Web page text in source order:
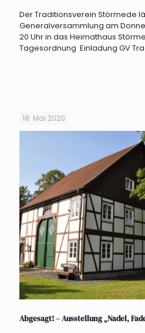
Der Traditionsverein Störmede
Generalversammlung am
20 Uhr in das Heimathaus
Tagesordnung Einladung GV
18. Mai 2020
Abgesagt! – Ausstellung „Nadel,